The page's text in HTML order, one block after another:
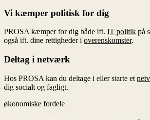
Vi kæmper politisk for dig
PROSA kæmper for dig både ift. IT politik på
også ift. dine rettigheder i overenskomster.
Deltag i netværk
Hos PROSA kan du deltage i eller starte et
dig socialt og fagligt.